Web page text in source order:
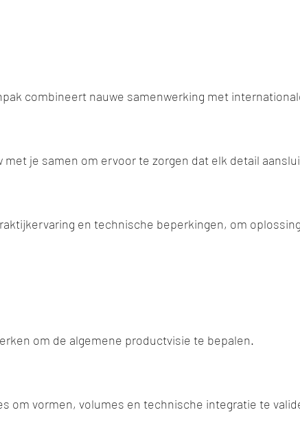
combineert nauwe samenwerking met
je samen om ervoor te zorgen dat elk detail
en technische beperkingen, om
om de algemene productvisie te bepalen.
om vormen, volumes en technische integratie te